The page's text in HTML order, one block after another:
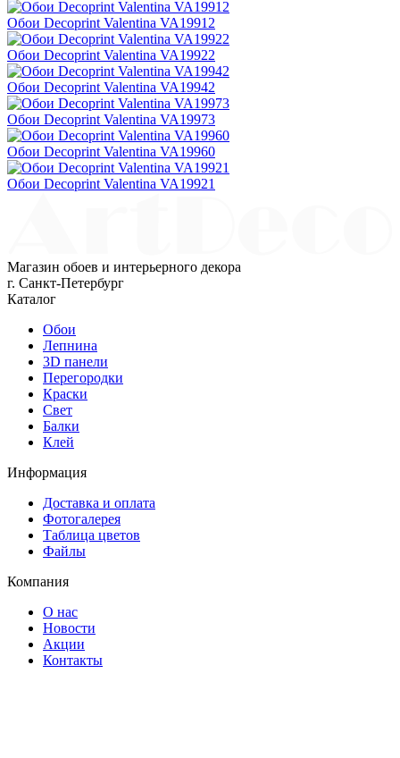
Обои Decoprint Valentina VA19912
Обои Decoprint Valentina VA19922
Обои Decoprint Valentina VA19942
Обои Decoprint Valentina VA19973
Обои Decoprint Valentina VA19960
Обои Decoprint Valentina VA19921
Магазин обоев и интерьерного декора
г. Санкт-Петербург
Каталог
Обои
Лепнина
3D панели
Перегородки
Краски
Свет
Балки
Клей
Информация
Доставка и оплата
Фотогалерея
Таблица цветов
Файлы
Компания
О нас
Новости
Акции
Контакты